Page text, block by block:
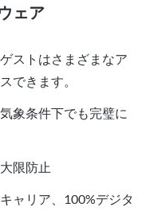
ェア
ストはさまざまなア
できます。
象条件下でも完璧に
限防止
ャリア、100%デジタ